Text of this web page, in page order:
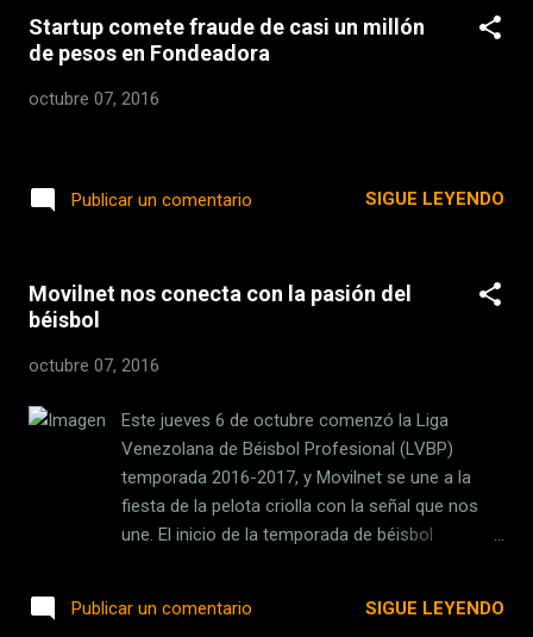
principalmente de 14 a 22 años de edad,...
Page es, en la explicación más básica, cualquier
página en la que cualquier navegador o usuario
“aterriza”. La idea detrás de un Landing Page es
productos tecnológicos, etcétera) detallando lo
generar “leads”. Optimizar una Landing Page El
Startup comete fraude de casi un millón
de pesos en Fondeadora
octubre 07, 2016
Publicar un comentario SIGUE LEYENDO
Movilnet nos conecta con la pasión del
béisbol
octubre 07, 2016
Este jueves 6 de octubre comenzó la Liga
Venezolana de Béisbol Profesional (LVBP)
temporada 2016-2017, y Movilnet se une a la
fiesta de la pelota criolla con la señal que nos
une. El inicio de la temporada de béisbol
Anzoátegui, Cardenales de Lara… Continuar
Publicar un comentario SIGUE LEYENDO